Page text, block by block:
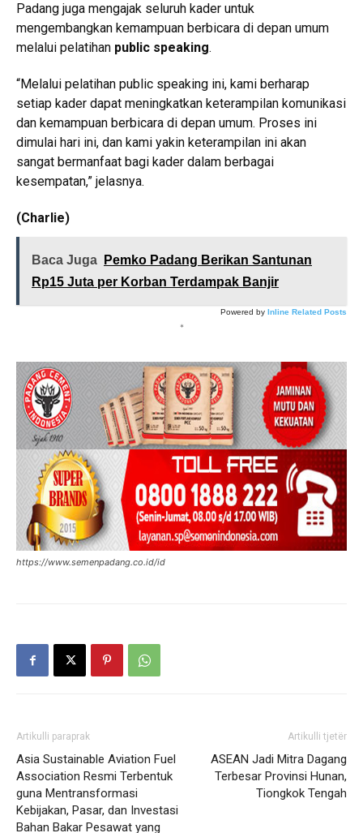
Padang juga mengajak seluruh kader untuk
mengembangkan kemampuan berbicara di depan umum
melalui pelatihan public speaking.
“Melalui pelatihan public speaking ini, kami berharap
setiap kader dapat meningkatkan keterampilan komunikasi
dan kemampuan berbicara di depan umum. Proses ini
dimulai hari ini, dan kami yakin keterampilan ini akan
sangat bermanfaat bagi kader dalam berbagai
kesempatan,” jelasnya.
(Charlie)
Baca Juga
Pemko Padang Berikan Santunan
Rp15 Juta per Korban Terdampak Banjir
Powered by Inline Related Posts
*
https://www.semenpadang.co.id/id
Artikulli paraprak
Asia Sustainable Aviation Fuel
Association Resmi Terbentuk
guna Mentransformasi
Kebijakan, Pasar, dan Investasi
Bahan Bakar Pesawat yang
Artikulli tjetër
ASEAN Jadi Mitra Dagang
Terbesar Provinsi Hunan,
Tiongkok Tengah